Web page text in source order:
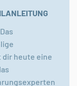
dir heute eine